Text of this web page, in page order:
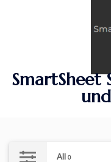
SmartSheet
All 0